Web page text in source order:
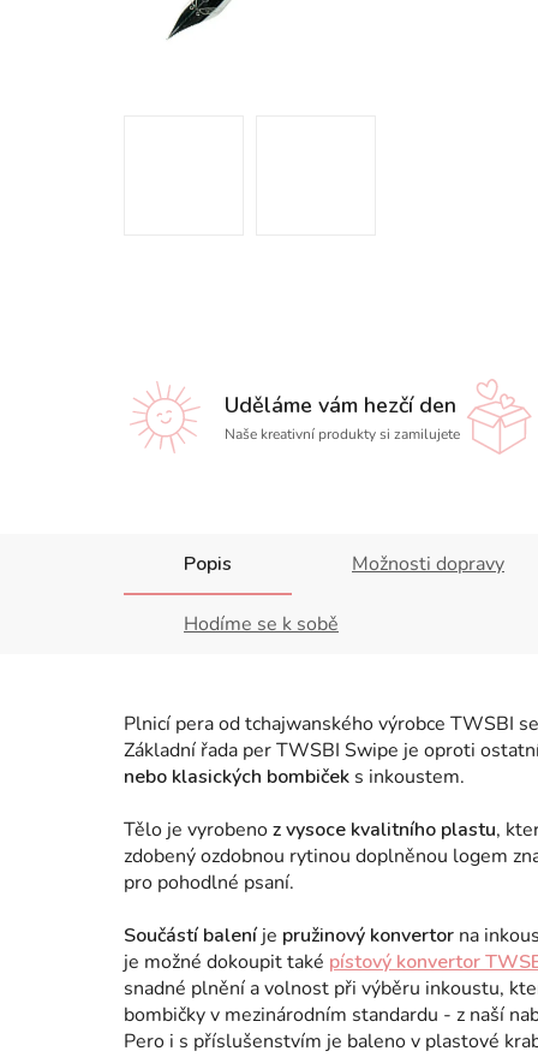
Uděláme vám hezčí den
Naše kreativní produkty si zamilujete
Popis Možnosti dopravy
Hodíme se k sobě
Plnicí pera od tchajwanského výrobce TWSBI
Základní řada per TWSBI Swipe je oproti
nebo klasických bombiček s inkoustem.
Tělo je vyrobenoz vysoce kvalitního plastu,
zdobený ozdobnou rytinou doplněnou logem
pro pohodlné psaní.
Součástí baleníje pružinový konvertor na
je možné dokoupit také pístový konvertor
snadné plnění a volnost při výběru inkoustu,
bombičky v mezinárodním standardu - z naší
Pero i s příslušenstvím je baleno v plastové